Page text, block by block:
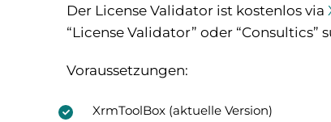
Der License Validator ist kostenlos via
“License Validator” oder “Consultics”
Voraussetzungen:
XrmToolBox (aktuelle Version)